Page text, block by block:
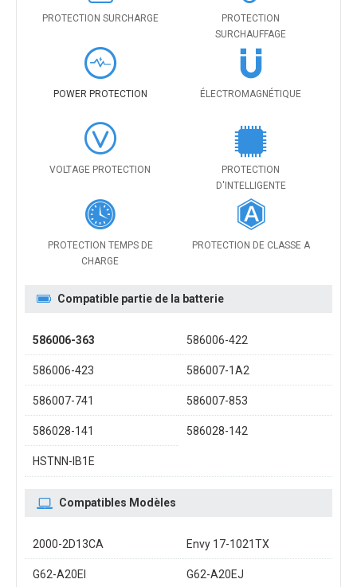
PROTECTION SURCHARGE
PROTECTION
SURCHAUFFAGE
POWER PROTECTION ÉLECTROMAGNÉTIQUE
VOLTAGE PROTECTION
PROTECTION
D'INTELLIGENTE
PROTECTION TEMPS DE
CHARGE
PROTECTION DE CLASSE A
Compatible partie de la batterie
586006-363 586006-422
586006-423 586007-1A2
586007-741 586007-853
586028-141 586028-142
HSTNN-IB1E
Compatibles Modèles
2000-2D13CA Envy 17-1021TX
G62-A20EI G62-A20EJ